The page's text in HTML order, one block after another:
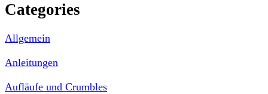
Categories
Allgemein
Anleitungen
Aufläufe und Crumbles